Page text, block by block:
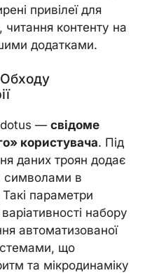
привілеї для
контенту на
додатками.
— свідоме
користувача. Під
даних троян додає
символами в
Такі параметри
набору
автоматизованої
що
та мікродинаміку